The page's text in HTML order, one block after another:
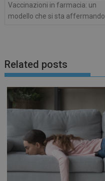
Vaccinazioni in farmacia: un
modello che si sta affermando
Related posts
CookieScriptConsent